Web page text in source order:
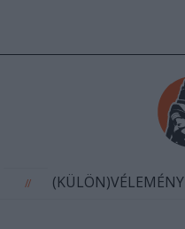
// (KÜLÖN)VÉLEMÉNY